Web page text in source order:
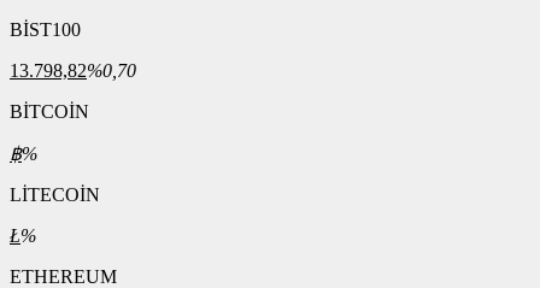
BİST100
13.798,82%0,70
BİTCOİN
฿%
LİTECOİN
Ł%
ETHEREUM